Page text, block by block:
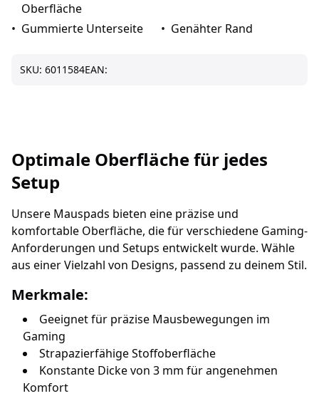
Oberfläche
• Gummierte Unterseite • Genähter Rand
SKU: 6011584EAN:
Optimale Oberfläche für jedes
Setup
Unsere Mauspads bieten eine präzise und
komfortable Oberfläche, die für verschiedene Gaming-
Anforderungen und Setups entwickelt wurde. Wähle
aus einer Vielzahl von Designs, passend zu deinem Stil.
Merkmale:
Geeignet für präzise Mausbewegungen im
Gaming
Strapazierfähige Stoffoberfläche
Konstante Dicke von 3 mm für angenehmen
Komfort